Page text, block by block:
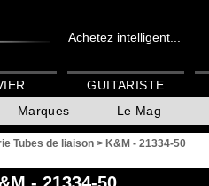
Achetez intelligent...
Marques Le Mag
GUITARISTE
Tubes de liaison > K&M - 21334-50